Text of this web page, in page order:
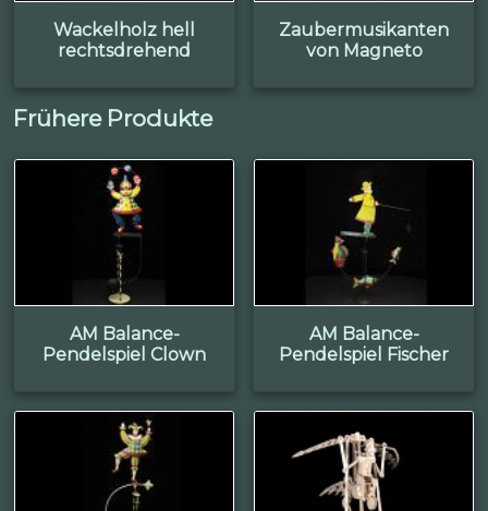
Wackelholz hell
rechtsdrehend
Zaubermusikanten
von Magneto
Frühere Produkte
AM Balance-
Pendelspiel Clown
AM Balance-
Pendelspiel Fischer